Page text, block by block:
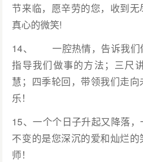
节来临，愿辛劳的您，收到
真心的微笑!
14、 一腔热情，告诉我们
指导我们做事的方法；三尺
慧；四季轮回，带领我们走
乐！
15、一个个日子升起又降落，
不变的是您深沉的爱和灿烂
师！